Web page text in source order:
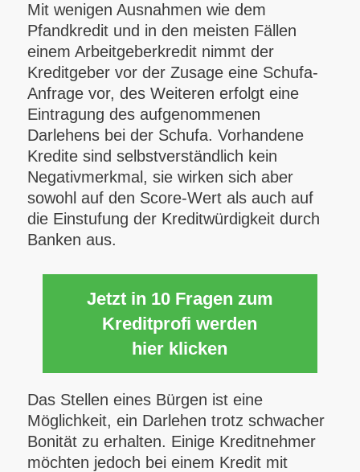
Mit wenigen Ausnahmen wie dem
Pfandkredit und in den meisten Fällen
einem Arbeitgeberkredit nimmt der
Kreditgeber vor der Zusage eine Schufa-
Anfrage vor, des Weiteren erfolgt eine
Eintragung des aufgenommenen
Darlehens bei der Schufa. Vorhandene
Kredite sind selbstverständlich kein
Negativmerkmal, sie wirken sich aber
sowohl auf den Score-Wert als auch auf
die Einstufung der Kreditwürdigkeit durch
Banken aus.
Jetzt in 10 Fragen zum
Kreditprofi werden
hier klicken
Das Stellen eines Bürgen ist eine
Möglichkeit, ein Darlehen trotz schwacher
Bonität zu erhalten. Einige Kreditnehmer
möchten jedoch bei einem Kredit mit